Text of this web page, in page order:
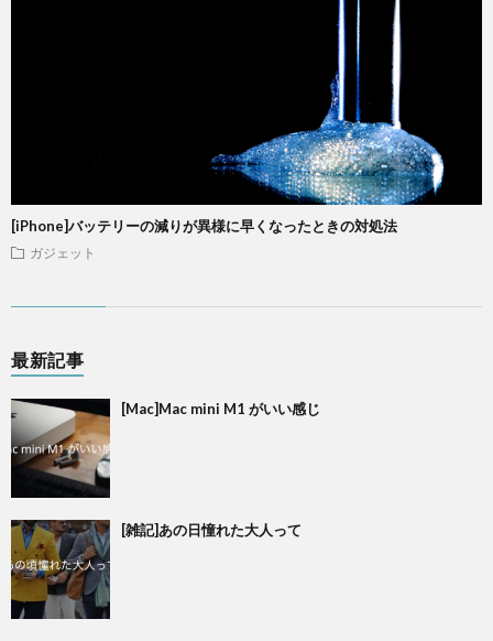
[iPhone]バッテリーの減りが異様に早くなったときの対処法
ガジェット
最新記事
[Mac]Mac mini M1 がいい感じ
[雑記]あの日憧れた大人って